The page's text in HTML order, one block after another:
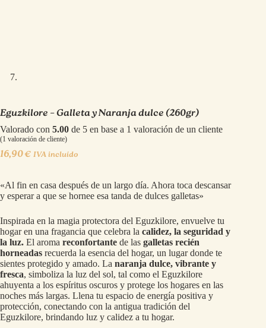
Eguzkilore – Galleta y Naranja dulce (260gr)
Valorado con 5.00 de 5 en base a 1 valoración de un cliente
(1 valoración de cliente)
16,90€ IVA incluído
«Al fin en casa después de un largo día. Ahora toca descansar
y esperar a que se hornee esa tanda de dulces galletas»
Inspirada en la magia protectora del Eguzkilore, envuelve tu
hogar en una fragancia que celebra la calidez, la seguridad y
la luz. El aroma reconfortante de las galletas recién
horneadas recuerda la esencia del hogar, un lugar donde te
sientes protegido y amado. La naranja dulce, vibrante y
fresca, simboliza la luz del sol, tal como el Eguzkilore
ahuyenta a los espíritus oscuros y protege los hogares en las
noches más largas. Llena tu espacio de energía positiva y
protección, conectando con la antigua tradición del
Eguzkilore, brindando luz y calidez a tu hogar.